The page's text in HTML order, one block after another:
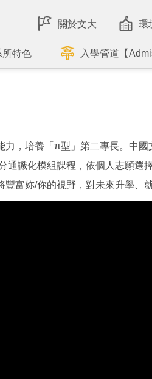
關於文大 環
所特色 入學管道【
力，培養「π型」第二專長。中
通識化模組課程，依個人志願
富妳/你的視野，對未來升學、